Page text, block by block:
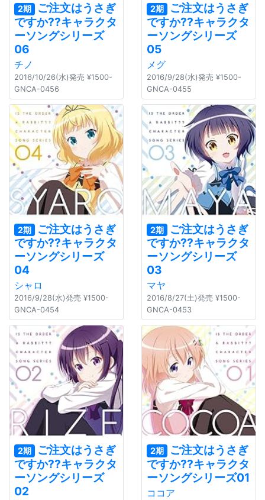
2期 ご注文はうさぎ
ですか??キャラクタ
ーソングシリーズ
06
チノ
2016/10/26(水)発売 ¥1500-
GNCA-0456
2期 ご注文はうさぎ
ですか??キャラクタ
ーソングシリーズ
05
メグ
2016/9/28(水)発売 ¥1500-
GNCA-0455
2期 ご注文はうさぎ
ですか??キャラクタ
ーソングシリーズ
04
シャロ
2016/9/28(水)発売 ¥1500-
GNCA-0454
2期 ご注文はうさぎ
ですか??キャラクタ
ーソングシリーズ
03
マヤ
2016/8/27(土)発売 ¥1500-
GNCA-0453
2期 ご注文はうさぎ
ですか??キャラクタ
ーソングシリーズ
02
2期 ご注文はうさぎ
ですか??キャラクタ
ーソングシリーズ01
ココア